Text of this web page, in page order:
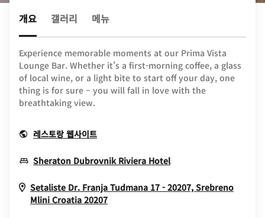
개요 갤러리 메뉴
Experience memorable moments at our Prima Vista
Lounge Bar. Whether it's a first-morning coffee, a glass
of local wine, or a light bite to start off your day, one
thing is for sure – you will fall in love with the
breathtaking view.
레스토랑 웹사이트Opens In New Window
Sheraton Dubrovnik Riviera HotelOpens In New
Setaliste Dr. Franja Tudmana 17 - 20207, Srebreno
Mlini Croatia 20207Opens In New Window